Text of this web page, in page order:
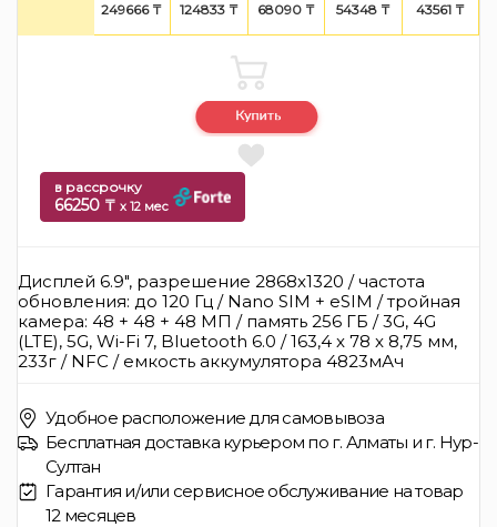
249666 ₸
124833 ₸ 68090 ₸ 54348 ₸ 43561 ₸
в рассрочку
66250 ₸ x 12 мес
Дисплей 6.9", разрешение 2868x1320 / частота
обновления: до 120 Гц / Nano SIM + eSIM / тройная
камера: 48 + 48 + 48 МП / память 256 ГБ / 3G, 4G
(LTE), 5G, Wi-Fi 7, Bluetooth 6.0 / 163,4 x 78 x 8,75 мм,
233г / NFC / емкость аккумулятора 4823мАч
Удобное расположение для самовывоза
Бесплатная доставка курьером по г. Алматы и г. Нур-
Султан
Гарантия и/или сервисное обслуживание на товар
12 месяцев